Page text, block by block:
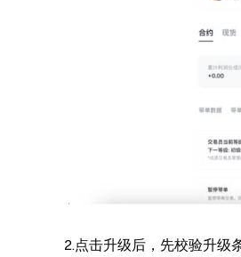
2.点击升级后，先校验升级